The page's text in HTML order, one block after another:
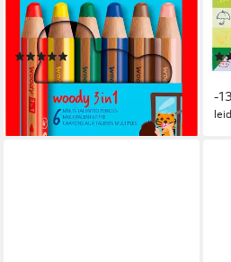
- 6er Pack, mit 6
verschiedenen Farben; Made
in Germany
ab 9,49 € UVP 13,29 €
-29%
lieferbar - in 4-5 Werktagen bei dir
ab
-